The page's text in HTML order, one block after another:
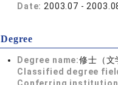
Date: 2003.07 -
Degree
Degree name:修士（文
Classified degree